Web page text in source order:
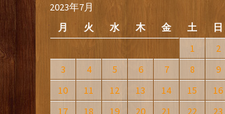
2023年7月
月
火 水 木 金 土 日
1
2
3
4 5 6 7 8
9
10
11 12 13 14 15
16
17
18 19 20 21 22
23